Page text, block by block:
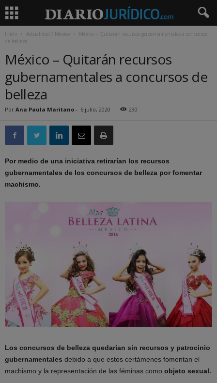
Inicio Actualidad / México
México – Quitarán recursos gubernamentales a concursos
de belleza
México – Quitarán recursos
gubernamentales a concursos de
belleza
Por Ana Paula Maritano - 6 julio, 2020 290
Por medio de una iniciativa retirarían los recursos
gubernamentales de los concursos de belleza por fomentar
machismo.
Los concursos de belleza quedarían sin recursos y patrocinio
gubernamentales debido a que estos certámenes fomentan el
machismo y la representación de las féminas como objeto sexual.